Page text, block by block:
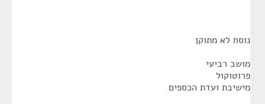
נוסח לא מתוקן
מושב רביעי
פרוטוקול
מישיבת ועדת הכספים